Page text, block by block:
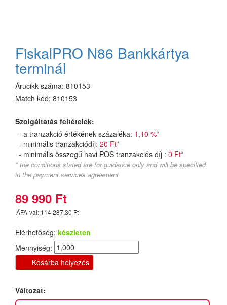
FiskalPRO N86 Bankkártya
terminál
Árucikk száma: 810153
Match kód: 810153
Szolgáltatás feltételek:
- a tranzakció értékének százaléka: 1,10 %*
- minimális tranzakciódíj: 20 Ft*
- minimális összegű havi POS tranzakciós díj : 0 Ft*
* the conditions stated are for guidance only and will be specified
in the payment services agreement
89 990 Ft
ÁFA-val: 114 287,30 Ft
Elérhetőség: készleten
Mennyiség:
Kosárba helyezés
Változat: